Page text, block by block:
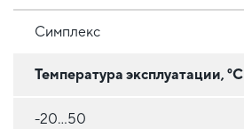
Симплекс
Температура эксплуатации, °C
-20...50